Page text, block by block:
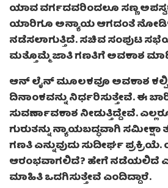
ಯಾವ ವರ್ಗದವರಿಂದಲೂ ಸಣ್ಣ
ಯಾರಿಗೂ ಅನ್ಯಾಯ ಆಗದಂತೆ
ನಡೆಸಲಾಗುತ್ತಿದೆ. ಸಚಿವ ಸಂಪುಟ
ಮತ್ತೊಮ್ಮೆ ಜಾತಿ ಗಣತಿಗೆ ಅವಕಾಶ
ಆನ್‌ ಲೈನ್‌ ಮೂಲಕವೂ ಅವಕಾಶ
ದಿನಾಂಕವನ್ನು ನಿರ್ಧರಿಸುತ್ತೇವೆ. ಈ
ಸುವರ್ಣಾವಕಾಶ ನೀಡುತ್ತಿದ್ದೇವೆ.
ಗುರುತನ್ನು ನ್ಯಾಯಬದ್ಧವಾಗಿ ಸಮೀಕ್ಷಾ
ಗಣತಿ ಎನ್ನುವುದು ಸುದೀರ್ಘ
ಆರಂಭವಾಗಲಿದೆ? ಹೇಗೆ ನಡೆಯಲಿದೆ
ಮಾಹಿತಿ ಒದಗಿಸುತ್ತೇವೆ ಎಂದಿದ್ದಾರೆ.